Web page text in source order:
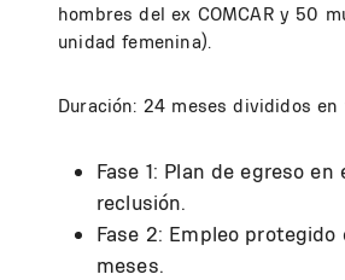
hombres del ex COMCAR y 50
unidad femenina).
Duración: 24 meses divididos
Fase 1: Plan de egreso
reclusión.
Fase 2: Empleo protegido
meses.